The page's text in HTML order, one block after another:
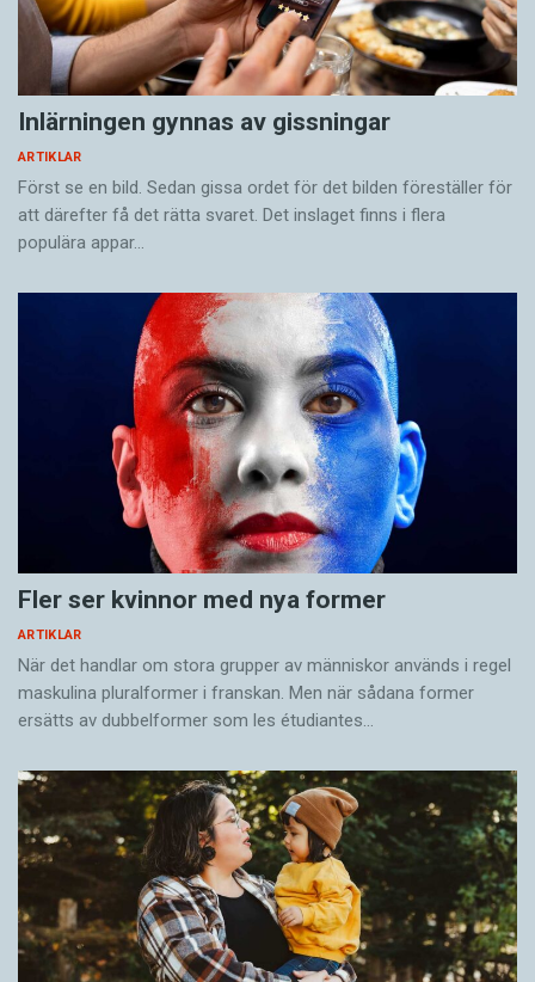
Inlärningen gynnas av gissningar
ARTIKLAR
Först se en bild. Sedan gissa ordet för det bilden föreställer för
att därefter få det rätta svaret. Det inslaget finns i flera
populära appar…
Fler ser kvinnor med nya former
ARTIKLAR
När det handlar om stora grupper av människor används i regel
maskulina pluralformer i franskan. Men när sådana ­former
ersätts av dubbel­former som les étudiantes…